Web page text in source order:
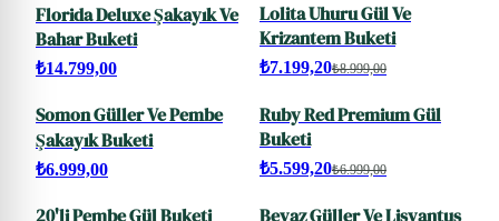
Florida Deluxe Şakayık Ve
Bahar Buketi
₺14.799,00
SALE
Lolita Uhuru Gül Ve
Krizantem Buketi
₺7.199,20₺8.999,00
Somon Güller Ve Pembe
Şakayık Buketi
₺6.999,00
SALE
Ruby Red Premium Gül
Buketi
₺5.599,20₺6.999,00
20'li Pembe Gül Buketi
Beyaz Güller Ve Lisyantus